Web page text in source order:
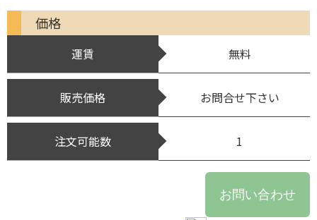
価格
運賃 無料
販売価格 お問合せ下さい
注文可能数 1